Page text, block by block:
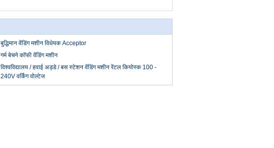
बुद्धिमान वेंडिंग मशीन विधेयक Acceptor
गर्म बेचने कॉफी वेंडिंग मशीन
विश्वविद्यालय / हवाई अड्डे / बस स्टेशन वेंडिंग मशीन रेंटल कियोस्क 100 -
240V वर्किंग वोल्टेज